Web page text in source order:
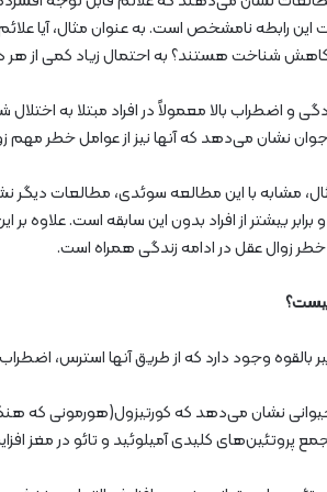
این رابطه نامشخص است. به عنوان مثال، آیا
شناخت هستند؟ به احتمال زیاد کمی از
و اضطراب بالا معمولاً در افراد مبتلا به
جوان نشان می‌دهد که آنها نیز از عوامل خطر
مشابه با این مطالعه سوئدی، مطالعات دیگر
بیشتر از افراد بدون این سابقه است. علاوه بر
زوال عقل در ادامه زندگی همراه است.
وجود دارد که از طریق آنها استرس،
نشان می‌دهد که کورتیزول(هورمونی که
تجمع پروتئین‌های کلیدی آمیلوئید و تائو در مغز